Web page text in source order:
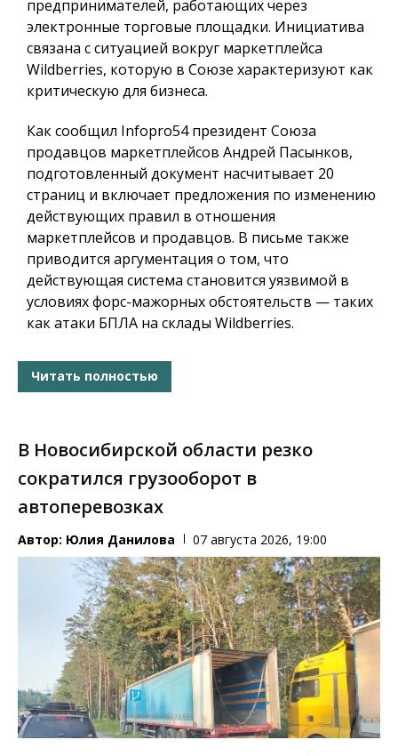
предпринимателей, работающих через
электронные торговые площадки. Инициатива
связана с ситуацией вокруг маркетплейса
Wildberries, которую в Союзе характеризуют как
критическую для бизнеса.
Как сообщил Infopro54президент Союза
продавцов маркетплейсов Андрей Пасынков,
подготовленный документ насчитывает 20
страниц и включает предложения по изменению
действующих правил в отношения
маркетплейсов и продавцов. В письме также
приводится аргументация о том, что
действующая система становится уязвимой в
условиях форс-мажорных обстоятельств — таких
как атаки БПЛА на склады Wildberries.
Читать полностью
В Новосибирской области резко
сократился грузооборот в
автоперевозках
Автор: Юлия Данилова 07 августа 2026, 19:00